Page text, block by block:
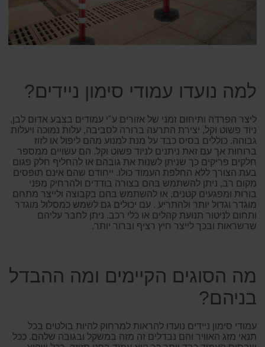
למה נועדו עמודי סימון ניידים?
ליצר הפרדה ותיחום זמני של אזורים ע"י עמודים בצבע אדום לבן,
ניוד פשוט וקל, יצירת התרעה ברורה לסביבה, עלות נמוכה ויעלות
גבוהה. כוללים בסיס כבד על מנת למנוע מהם ליפול או לזוז
ברוחות אך עם זאת ניתנים לניוד פשוט וקל. הם עשויים ממספר
חלקים פריקים כך שניתן לשנות את גובהם או להחליף חלק פגום
בעת הצורך ללא החלפת העמוד כולו. ייחודם שהם אינם תופסים
מקום רב, ניתן להשתמש בהם בצורה בודדים ולהרחיק מפני
בורות ומפגעים קטנים, או להשתמש בהם בקבוצה ולייצר מתחם
מוגדר וגדול יותר ולהתריע . עם יכולים גם לשמש כמסלול מוגדר
ותחום לניטור תנועת קהלים או כלי רכב. ניתן לחבר עליהם
שרשראות ובכך לייצר חיץ רציף וברור יותר.
מה הסוגים הקיימים ומה ההבדל
בניהם?
עמודי סימון ניידים נועדו להראות למרחוק להיות בולטים בכל
תנאי מזג האוויר והם נבדלים זה מזה במשקל ובגובה שלהם. ככל